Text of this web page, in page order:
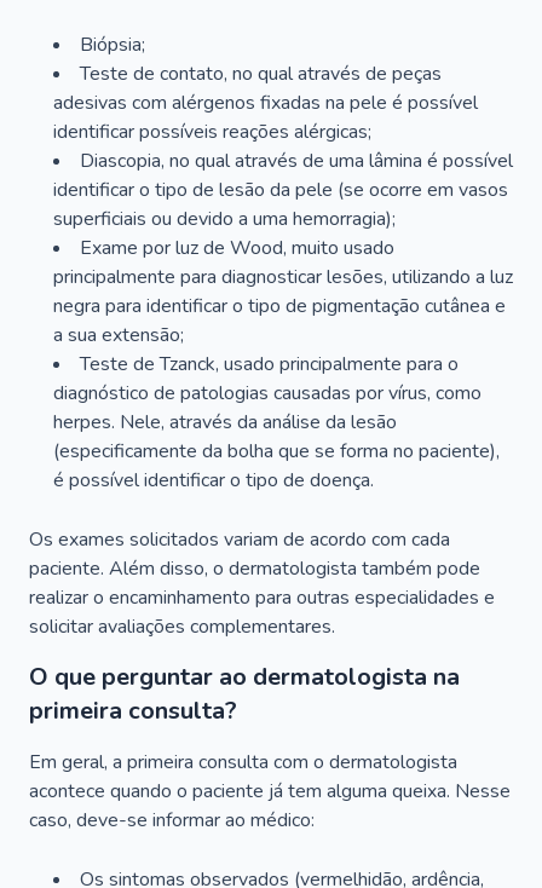
Biópsia;
Teste de contato, no qual através de peças
adesivas com alérgenos fixadas na pele é possível
identificar possíveis reações alérgicas;
Diascopia, no qual através de uma lâmina é possível
identificar o tipo de lesão da pele (se ocorre em vasos
superficiais ou devido a uma hemorragia);
Exame por luz de Wood, muito usado
principalmente para diagnosticar lesões, utilizando a luz
negra para identificar o tipo de pigmentação cutânea e
a sua extensão;
Teste de Tzanck, usado principalmente para o
diagnóstico de patologias causadas por vírus, como
herpes. Nele, através da análise da lesão
(especificamente da bolha que se forma no paciente),
é possível identificar o tipo de doença.
Os exames solicitados variam de acordo com cada
paciente. Além disso, o dermatologista também pode
realizar o encaminhamento para outras especialidades e
solicitar avaliações complementares.
O que perguntar ao dermatologista na
primeira consulta?
Em geral, a primeira consulta com o dermatologista
acontece quando o paciente já tem alguma queixa. Nesse
caso, deve-se informar ao médico:
Os sintomas observados (vermelhidão, ardência,